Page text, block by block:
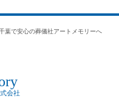
葉で安心の葬儀社アートメモリーへ
会社